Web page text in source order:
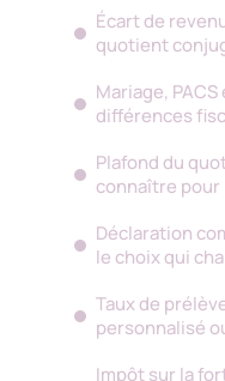
Écart de
quotient
Mariage,
différences
Plafond du
connaître
Déclaration
le choix qui
Taux de
personnalisé
Impôt sur la